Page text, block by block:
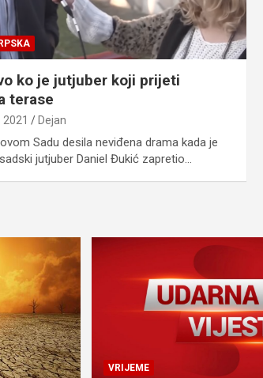
ko je jutjuber koji prijeti
terase
Dejan
Sadu desila neviđena drama kada je
jutjuber Daniel Đukić zapretio…
VRIJEME